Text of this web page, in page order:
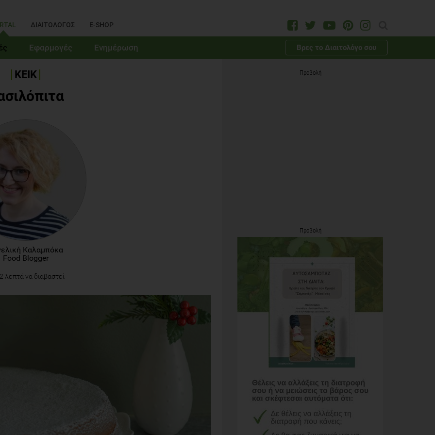
ΔΙΑΙΤΟΛΟΓΟΣ E-SHOP
Εφαρμογές Ενημέρωση Βρες το Διαιτολόγο σου
ΚΕΙΚ
Καλαμπόκα
Food Blogger
λεπτά να διαβαστεί
Προβολή
Προβολή